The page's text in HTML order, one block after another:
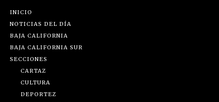
INICIO
NOTICIAS DEL DÍA
BAJA CALIFORNIA
BAJA CALIFORNIA SUR
SECCIONES
CARTAZ
CULTURA
DEPORTEZ